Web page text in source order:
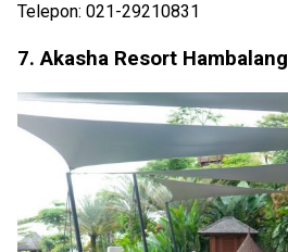
Telepon: 021-29210831
7. Akasha Resort Hambalang